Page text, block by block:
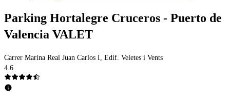
Parking Hortalegre Cruceros - Puerto de
Valencia VALET
Carrer Marina Real Juan Carlos I, Edif. Veletes i Vents
4.6